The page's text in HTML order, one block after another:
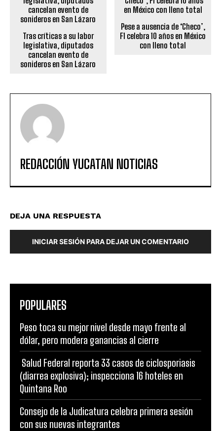
Tras críticas a su labor
legislativa, diputados
cancelan evento de
sonideros en San Lázaro
Pese a ausencia de ‘Checo’,
F1 celebra 10 años en México
con lleno total
REDACCIÓN YUCATAN NOTICIAS
DEJA UNA RESPUESTA
INICIAR SESIÓN PARA DEJAR UN COMENTARIO
POPULARES
Peso toca su mejor nivel desde mayo frente al
dólar, pero modera ganancias al cierre
Salud Federal reporta 33 casos de ciclosporiasis
(diarrea explosiva); inspecciona 16 hoteles en
Quintana Roo
Consejo de la Judicatura celebra primera sesión
con sus nuevas integrantes